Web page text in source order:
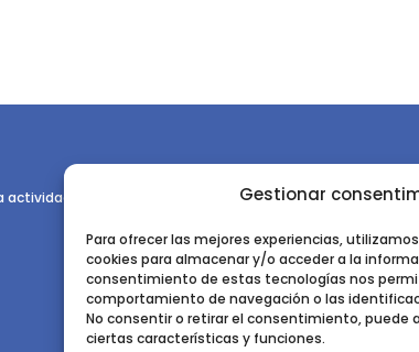
Gestionar
Para ofrecer las mejores experiencias,
cookies para almacenar y/o acceder a la
consentimiento de estas tecnologías nos
comportamiento de navegación o las
No consentir o retirar el consentimiento,
ciertas características y funciones.
actividad promovida por la Sociedad Española de
Instituto de Ciencias
Ctra. de la Coruña km 7,5 -